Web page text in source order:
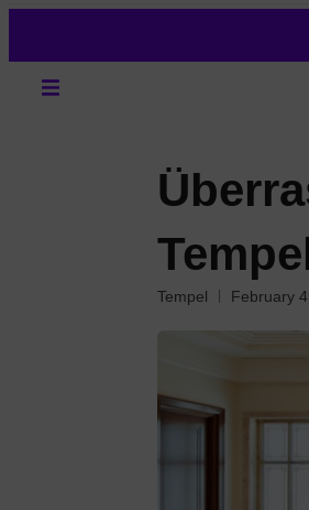
Tempel February